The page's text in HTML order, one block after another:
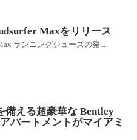
Maxをリリース
ランニングシューズの発...
備える超豪華な Bentley
パートメントがマイアミ